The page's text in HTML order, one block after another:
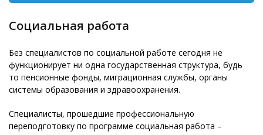
Социальная работа
Без специалистов по социальной работе сегодня не
функционирует ни одна государственная структура, будь
то пенсионные фонды, миграционная службы, органы
системы образования и здравоохранения.
Специалисты, прошедшие профессиональную
переподготовку по программе социальная работа –